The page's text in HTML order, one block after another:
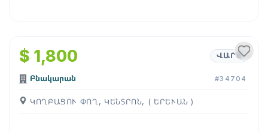
$ 1,800 ՎԱՐՁ
Բնակարան #34704
ԿՈՂԲԱՑՈՒ ՓՈՂ, ԿԵՆՏՐՈՆ, ( ԵՐԵՒԱՆ )